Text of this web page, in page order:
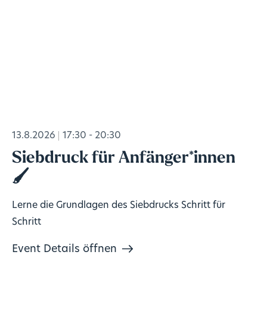
13.8.2026 17:30 - 20:30
Siebdruck für Anfänger*innen
🖌️
Lerne die Grundlagen des Siebdrucks Schritt für
Schritt
Event Details öffnen